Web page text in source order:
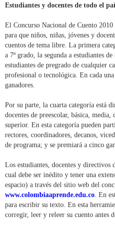
Estudiantes y docentes de todo el
El Concurso Nacional de Cuento
para que niños, niñas, jóvenes y
cuentos de tema libre. La primera
a 7º grado, la segunda a estudiantes
estudiantes de pregrado de cualquier
profesional o tecnológica. En cada
ganadores.
Por su parte, la cuarta categoría está
docentes de preescolar, básica,
superior. En esta categoría pueden
rectores, coordinadores, decanos,
de programa; y se premiará a cinco
Los estudiantes, docentes y directivos
cual debe ser inédito y tener una
espacio) a través del sitio web del
www.colombiaaprende.edu.co . En
para escribir su texto. En esta
corregir, leer y releer su cuento antes